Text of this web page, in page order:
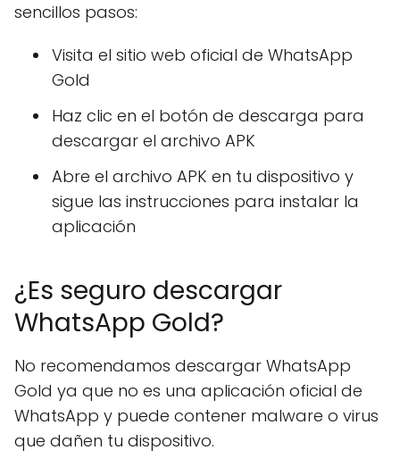
sencillos pasos:
Visita el sitio web oficial de WhatsApp
Gold
Haz clic en el botón de descarga para
descargar el archivo APK
Abre el archivo APK en tu dispositivo y
sigue las instrucciones para instalar la
aplicación
¿Es seguro descargar
WhatsApp Gold?
No recomendamos descargar WhatsApp
Gold ya que no es una aplicación oficial de
WhatsApp y puede contener malware o virus
que dañen tu dispositivo.